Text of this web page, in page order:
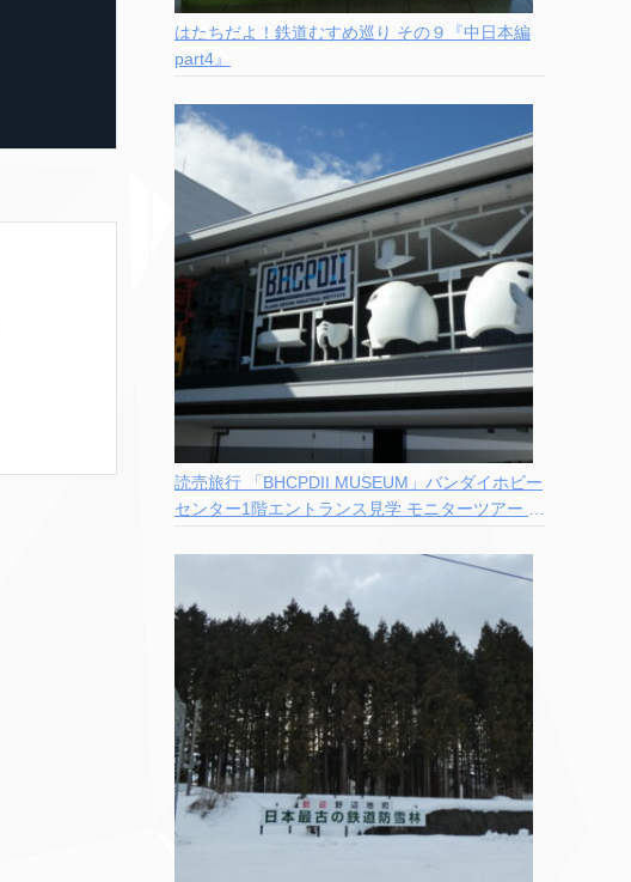
はたちだよ！鉄道むすめ巡り その９『中日本編
part4』
読売旅行 「BHCPDII MUSEUM」バンダイホビー
センター1階エントランス見学 モニターツアー 参